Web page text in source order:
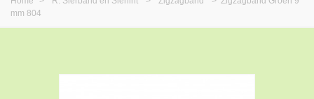
mm 804